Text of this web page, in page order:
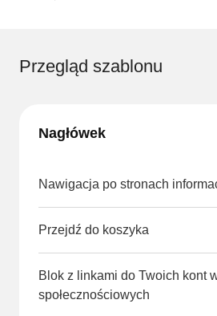
Przegląd szablonu
Nagłówek
Nawigacja po stronach
Przejdź do koszyka
Blok z linkami do Twoich kont
społecznościowych